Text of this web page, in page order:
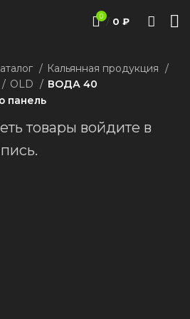
0 / 0 ₽
Кальянная продукция
ОLD
ВОДА 40
панель
товары войдите в